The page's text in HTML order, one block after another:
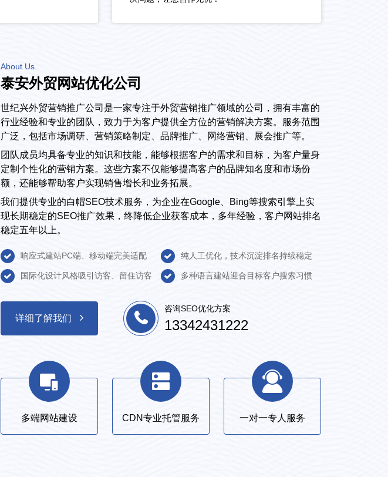
About Us
泰安外贸网站优化公司
世纪兴外贸营销推广公司是一家专注于外贸营销推广领域的公司，拥有丰富的
行业经验和专业的团队，致力于为客户提供全方位的营销解决方案。服务范围
广泛，包括市场调研、营销策略制定、品牌推广、网络营销、展会推广等。
团队成员均具备专业的知识和技能，能够根据客户的需求和目标，为客户量身
定制个性化的营销方案。这些方案不仅能够提高客户的品牌知名度和市场份
额，还能够帮助客户实现销售增长和业务拓展。
我们提供专业的白帽SEO技术服务，为企业在Google、Bing等搜索引擎上实
现长期稳定的SEO推广效果，终降低企业获客成本，多年经验，客户网站排名
稳定五年以上。
响应式建站PC端、移动端完美适配 纯人工优化，技术沉淀排名持续稳定
国际化设计风格吸引访客、留住访客 多种语言建站迎合目标客户搜索习惯
详细了解我们
咨询SEO优化方案
13342431222
多端网站建设 CDN专业托管服务 一对一专人服务